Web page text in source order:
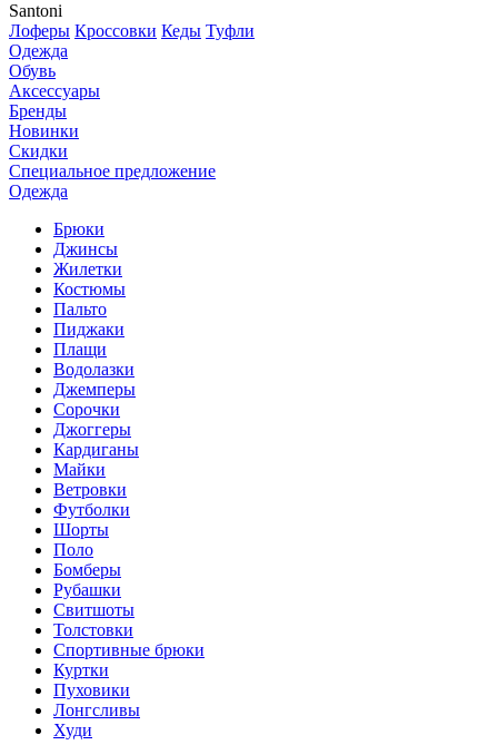
Santoni
Лоферы Кроссовки Кеды Туфли
Одежда
Обувь
Аксессуары
Бренды
Новинки
Скидки
Специальное предложение
Одежда
Брюки
Джинсы
Жилетки
Костюмы
Пальто
Пиджаки
Плащи
Водолазки
Джемперы
Сорочки
Джоггеры
Кардиганы
Майки
Ветровки
Футболки
Шорты
Поло
Бомберы
Рубашки
Свитшоты
Толстовки
Спортивные брюки
Куртки
Пуховики
Лонгсливы
Худи